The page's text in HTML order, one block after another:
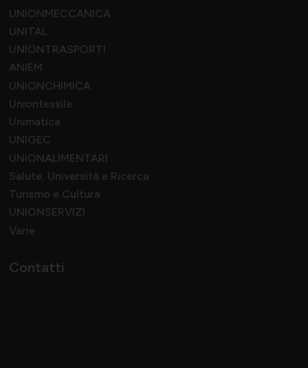
UNIONMECCANICA
UNITAL
UNIONTRASPORTI
ANIEM
UNIONCHIMICA
Uniontessile
Unimatica
UNIGEC
UNIONALIMENTARI
Salute, Università e Ricerca
Turismo e Cultura
UNIONSERVIZI
Varie
Contatti